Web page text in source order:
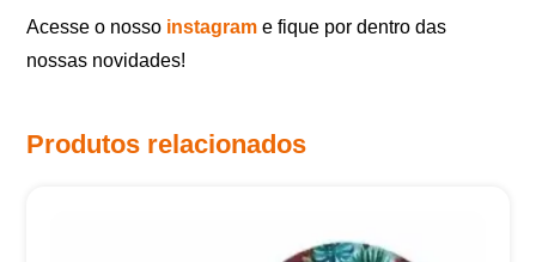
Acesse o nosso instagram e fique por dentro das
nossas novidades!
Produtos relacionados